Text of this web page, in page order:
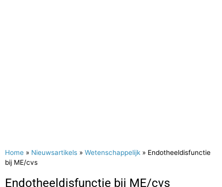
Home » Nieuwsartikels » Wetenschappelijk » Endotheeldisfunctie
bij ME/cvs
Endotheeldisfunctie bij ME/cvs